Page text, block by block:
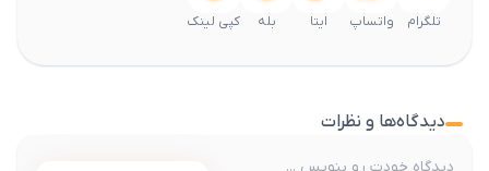
تلگرام واتساپ ایتا بله کپی لینک
دیدگاه‌ها و نظرات